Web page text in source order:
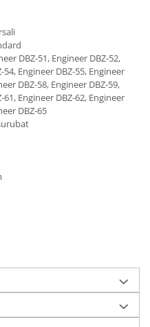
DBZ-51, Engineer DBZ-52,
Engineer DBZ-55, Engineer
DBZ-58, Engineer DBZ-59,
Engineer DBZ-62, Engineer
DBZ-65